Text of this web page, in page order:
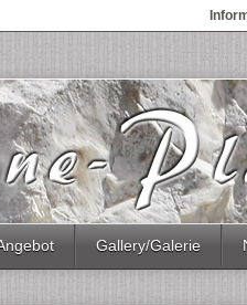
Gallery/Galerie